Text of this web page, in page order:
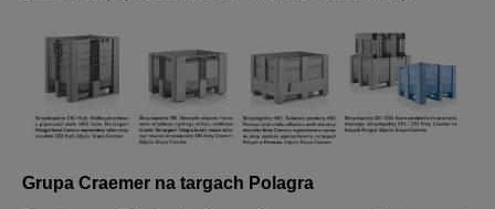
Grupa Craemer na targach Polagra